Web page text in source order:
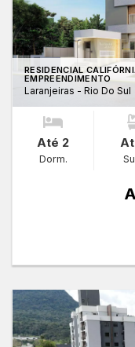
RESIDENCIAL
EMPREENDIMENTO
Laranjeiras - Rio Do Sul
Até 2
Dorm.